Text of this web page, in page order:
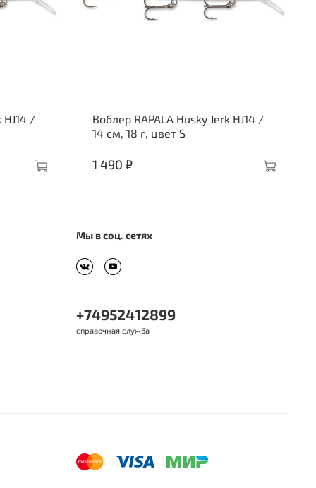
HJ14 /
Воблер RAPALA Husky Jerk HJ14 /
14 см, 18 г, цвет S
1 490 ₽
Мы в соц. сетях
+74952412899
справочная служба